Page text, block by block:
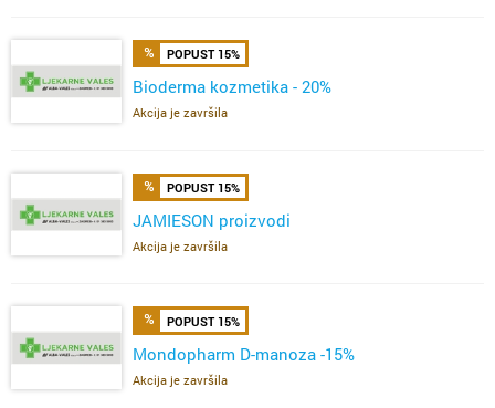
POPUST 15%
Bioderma kozmetika - 20%
Akcija je završila
POPUST 15%
JAMIESON proizvodi
Akcija je završila
POPUST 15%
Mondopharm D-manoza -15%
Akcija je završila